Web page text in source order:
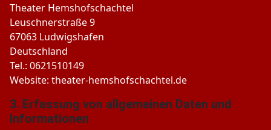
Theater Hemshofschachtel
Leuschnerstraße 9
67063 Ludwigshafen
Deutschland
Tel.: 0621510149
Website: theater-hemshofschachtel.de
3. Erfassung von allgemeinen Daten und
Informationen